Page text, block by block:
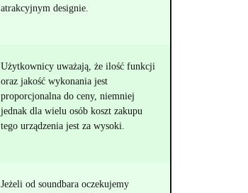
atrakcyjnym designie.
Użytkownicy uważają, że ilość funkcji
oraz jakość wykonania jest
proporcjonalna do ceny, niemniej
jednak dla wielu osób koszt zakupu
tego urządzenia jest za wysoki.
Jeżeli od soundbara oczekujemy